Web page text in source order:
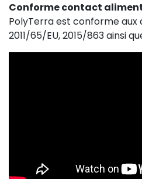
Conforme contact
PolyTerra est conforme aux
2011/65/EU, 2015/863 ainsi